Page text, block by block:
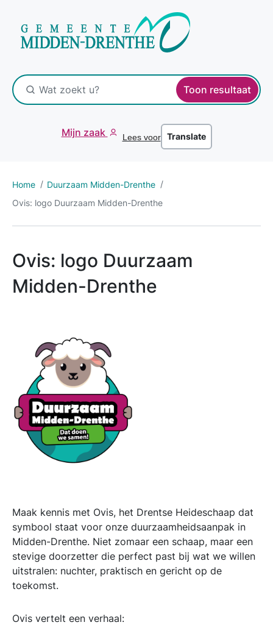
Toon resultaat
Mijn zaak Lees voor Translate
Home
Duurzaam Midden-Drenthe
Ovis: logo Duurzaam Midden-Drenthe
Ovis: logo Duurzaam
Midden-Drenthe
Maak kennis met Ovis, het Drentse Heideschaap dat
symbool staat voor onze duurzaamheidsaanpak in
Midden-Drenthe. Niet zomaar een schaap, maar een
stevige doorzetter die perfect past bij wat we willen
uitstralen: nuchter, praktisch en gericht op de
toekomst.
Ovis vertelt een verhaal: